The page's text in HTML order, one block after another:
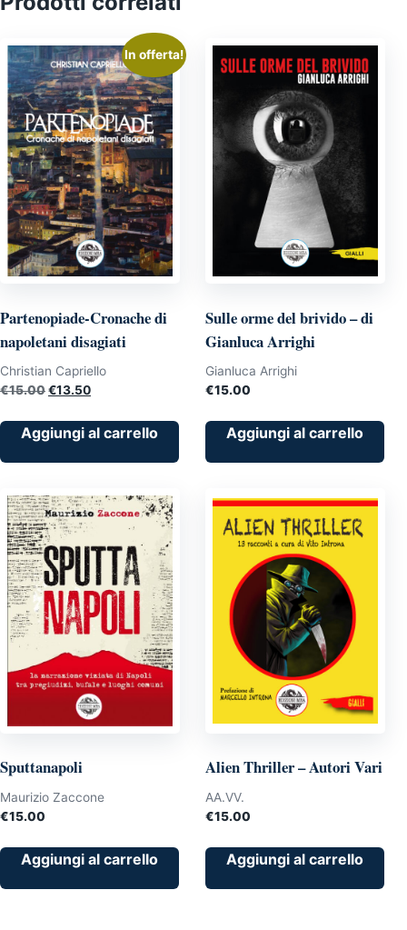
In offerta!
Partenopiade-Cronache di
napoletani disagiati
Christian Capriello
€15.00Il
originale
€15.00.
€13.50Il
attuale
€13.50.
Aggiungi al carrello
Sulle orme del brivido – di
Gianluca Arrighi
Gianluca Arrighi
€15.00
Aggiungi al carrello
Sputtanapoli
Maurizio Zaccone
€15.00
Aggiungi al carrello
Alien Thriller – Autori Vari
AA.VV.
€15.00
Aggiungi al carrello